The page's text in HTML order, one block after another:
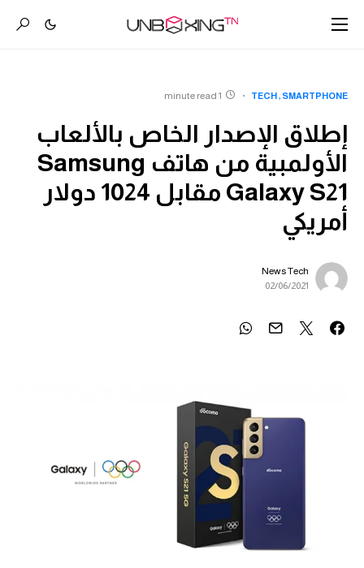
SMARTPHONE
TECH
1 minute read
إطلاق الإصدار الخاص بالألعاب
الأولمبية من هاتف Samsung
Galaxy S21 مقابل 1024 دولار
أمريكي
News Tech
02/06/2021